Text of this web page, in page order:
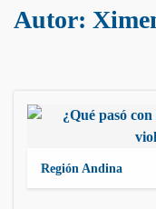
Autor:
Región Andina